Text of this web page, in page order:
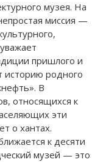
музея. На
миссия —
пришлого и
историю родного
В
относящихся к
эти
о хантах.
к десяти
музей — это